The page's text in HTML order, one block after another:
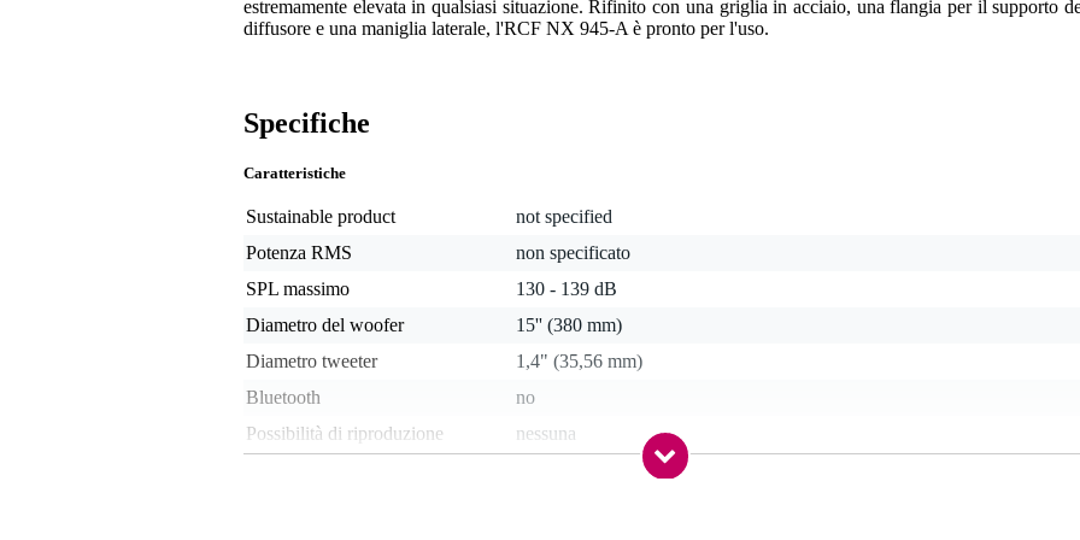
estremamente elevata in qualsiasi situazione. Rifinito con una griglia in acciaio, una flangia per il supporto
diffusore e una maniglia laterale, l'RCF NX 945-A è pronto per l'uso.
Specifiche
Caratteristiche
Sustainable product
not specified
Potenza RMS
non specificato
SPL massimo
130 - 139 dB
Diametro del woofer
15'' (380 mm)
Diametro tweeter
1,4" (35,56 mm)
Bluetooth
no
Possibilità di riproduzione
nessuna
balanced line out (XLR)